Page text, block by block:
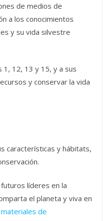
de medios de
a los conocimientos
y su vida silvestre
1, 12, 13 y 15, y a sus
y conservar la vida
características y hábitats,
líderes en la
el planeta y viva en
materiales de